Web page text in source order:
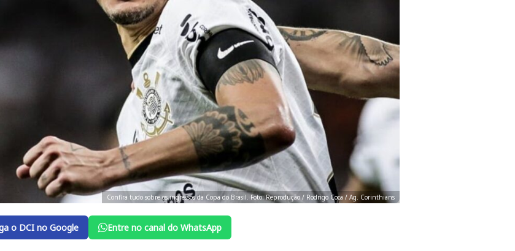
Confira tudo sobre os ingressos da Copa do Brasil. Foto: Reprodução / Rodrigo Coca / Ag. Corinthians
o DCI no Google Entre no canal do WhatsApp